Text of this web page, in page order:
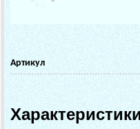
Артикул